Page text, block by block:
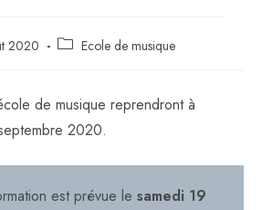
2020
Post Ecole de musique
de musique reprendront à
2020.
est prévue le samedi 19